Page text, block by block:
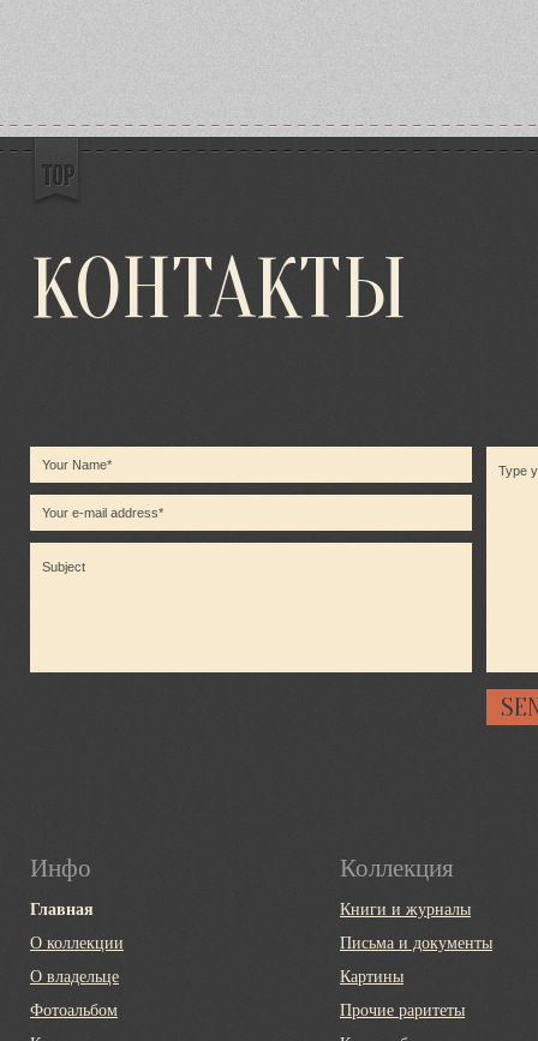
КОНТАКТЫ
Инфо
Главная
О коллекции
О владельце
Фотоальбом
Коллекция
Книги и журналы
Письма и документы
Картины
Прочие раритеты